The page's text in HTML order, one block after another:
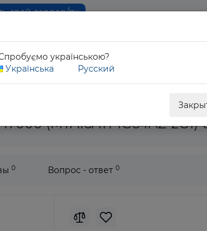
свой сервер/пк
0 800
DDR4-2133 PC4-17000 2Rx8
(MTA16ATF1G64AZ-
українською?
Українська
Русский
0 Вопрос - ответ 0